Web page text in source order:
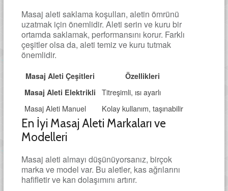
Masaj aleti saklama koşulları, aletin ömrünü
uzatmak için önemlidir. Aleti serin ve kuru bir
ortamda saklamak, performansını korur. Farklı
çeşitler olsa da, aleti temiz ve kuru tutmak
önemlidir.
Masaj Aleti Çeşitleri
Özellikleri
Masaj Aleti Elektrikli
Titreşimli, ısı ayarlı
Masaj Aleti Manuel
Kolay kullanım, taşınabilir
En İyi Masaj Aleti Markaları ve
Modelleri
Masaj aleti almayı düşünüyorsanız, birçok
marka ve model var. Bu aletler, kas ağrılarını
hafifletir ve kan dolaşımını artırır.